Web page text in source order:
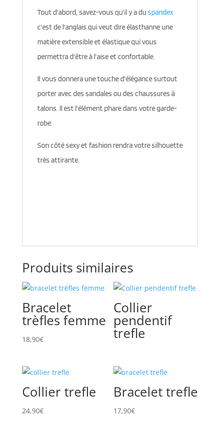
Tout d'abord, savez-vous qu'il y a du spandex
c'est de l'anglais qui veut dire élasthanne une
matière extensible et élastique qui vous
permettra d'être à l'aise et confortable.
Il vous donnera une touche d'élégance surtout
porter avec des sandales ou des chaussures à
talons. Il est l'élément phare dans votre garde-
robe.
Son côté sexy et fashion rendra votre silhouette
très attirante.
Produits similaires
Bracelet
trèfles femme
18,90€
Collier
pendentif
trefle
Collier trefle
24,90€
Bracelet trefle
17,90€